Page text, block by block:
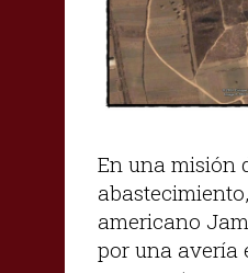
En una misión
americano
por una avería